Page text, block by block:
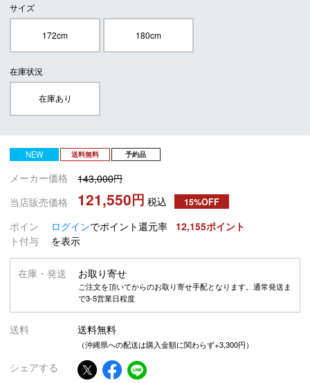
サイズ
172cm 180cm
在庫状況
在庫あり
NEW 送料無料 予約品
メーカー価格
143,000
当店販売価格
121,550 税込 15%OFF
ポイン
ト付与
ログインでポイント還元率
を表示
12,155
在庫・発送 お取り寄せ
ご注文を頂いてからのお取り寄せ手配となります。通常発送ま
で3-5営業日程度
送料 送料無料
（沖縄県への配送は購入金額に関わらず+3,300円）
シェアする